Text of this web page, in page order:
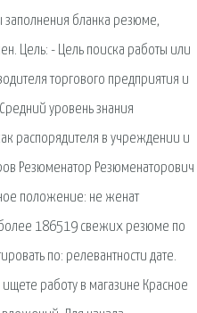
бланка резюме,
Цель: - Цель поиска работы или
торгового предприятия и
уровень знания
распорядителя в учреждении и
Резюменатор Резюменаторович
положение: не женат
более 186519 свежих резюме по
по: релевантности дате.
работу в магазине Красное